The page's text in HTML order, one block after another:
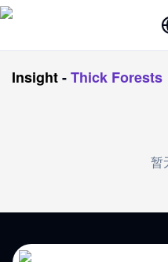
Insight-Thick Forests
暂